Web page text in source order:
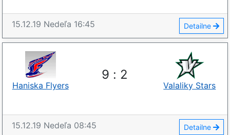
15.12.19 Nedeľa 16:45 Detailne
9 : 2
Haniska Flyers Valaliky Stars
15.12.19 Nedeľa 08:45 Detailne